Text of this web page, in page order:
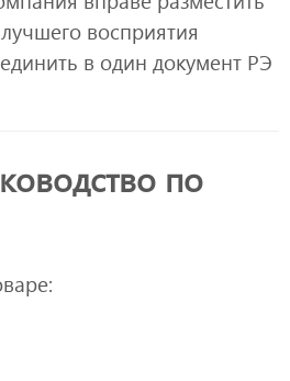
восприятия
в один документ РЭ
по